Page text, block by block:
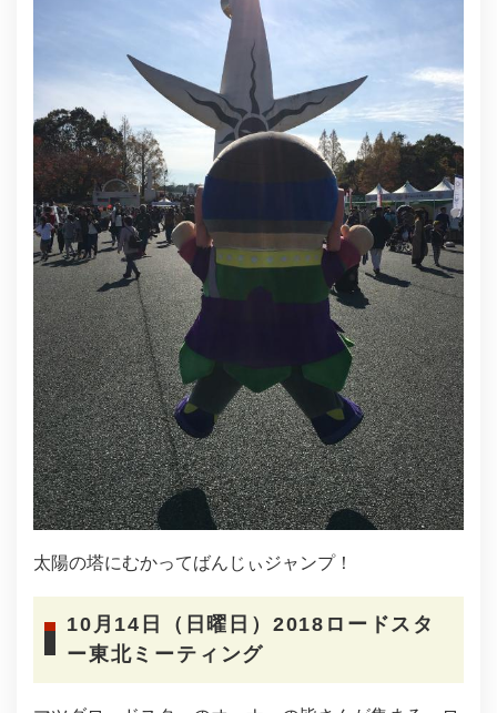
太陽の塔にむかってばんじぃジャンプ！
10月14日（日曜日）2018ロードスタ
ー東北ミーティング